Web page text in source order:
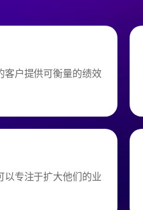
客户提供可衡量的绩效
以专注于扩大他们的业